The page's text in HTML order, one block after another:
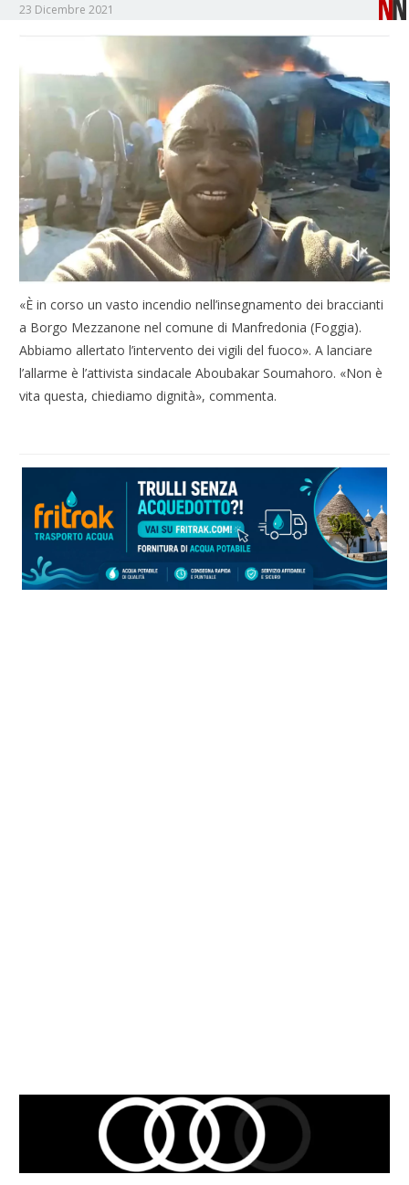
23 Dicembre 2021
«È in corso un vasto incendio nell’insegnamento dei braccianti
a Borgo Mezzanone nel comune di Manfredonia (Foggia).
Abbiamo allertato l’intervento dei vigili del fuoco». A lanciare
l’allarme è l’attivista sindacale Aboubakar Soumahoro. «Non è
vita questa, chiediamo dignità», commenta.